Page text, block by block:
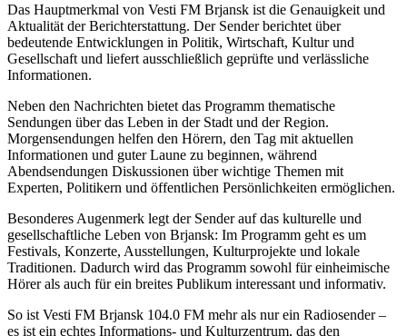
Das Hauptmerkmal von Vesti FM Brjansk ist die Genauigkeit und
Aktualität der Berichterstattung. Der Sender berichtet über
bedeutende Entwicklungen in Politik, Wirtschaft, Kultur und
Gesellschaft und liefert ausschließlich geprüfte und verlässliche
Informationen.
Neben den Nachrichten bietet das Programm thematische
Sendungen über das Leben in der Stadt und der Region.
Morgensendungen helfen den Hörern, den Tag mit aktuellen
Informationen und guter Laune zu beginnen, während
Abendsendungen Diskussionen über wichtige Themen mit
Experten, Politikern und öffentlichen Persönlichkeiten ermöglichen.
Besonderes Augenmerk legt der Sender auf das kulturelle und
gesellschaftliche Leben von Brjansk: Im Programm geht es um
Festivals, Konzerte, Ausstellungen, Kulturprojekte und lokale
Traditionen. Dadurch wird das Programm sowohl für einheimische
Hörer als auch für ein breites Publikum interessant und informativ.
So ist Vesti FM Brjansk 104.0 FM mehr als nur ein Radiosender –
es ist ein echtes Informations- und Kulturzentrum, das den